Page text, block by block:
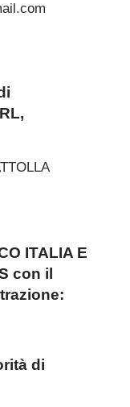
ITALIA E
con il
di